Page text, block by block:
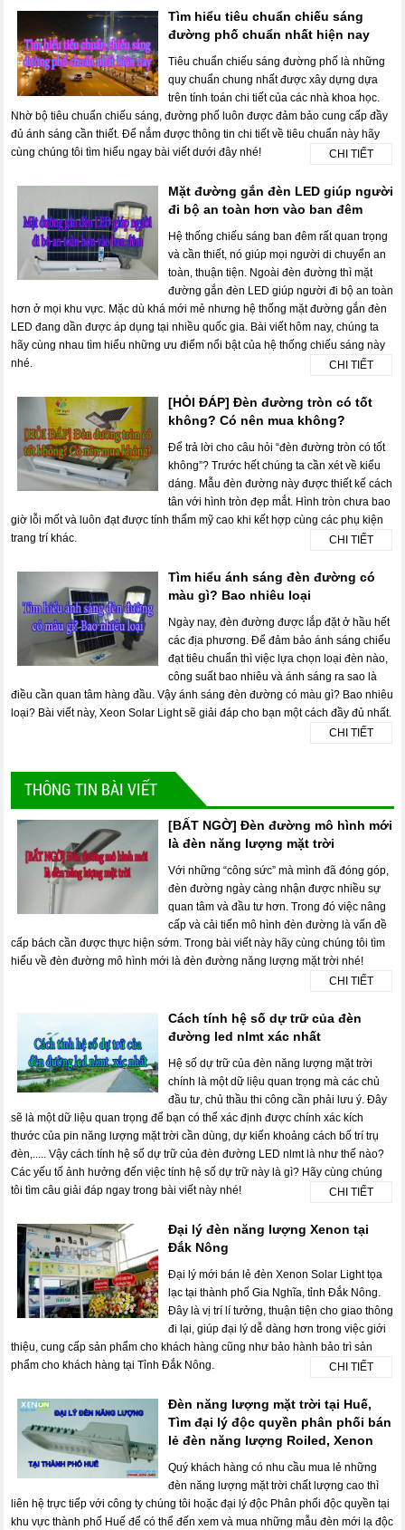
Tìm hiểu tiêu chuẩn chiếu sáng
đường phố chuẩn nhất hiện nay
Tiêu chuẩn chiếu sáng đường phố là những
quy chuẩn chung nhất được xây dựng dựa
trên tính toán chi tiết của các nhà khoa học.
Nhờ bộ tiêu chuẩn chiếu sáng, đường phố luôn được đảm bảo cung cấp đầy
đủ ánh sáng cần thiết. Để nắm được thông tin chi tiết về tiêu chuẩn này hãy
cùng chúng tôi tìm hiểu ngay bài viết dưới đây nhé!
CHI TIẾT
Mặt đường gắn đèn LED giúp người
đi bộ an toàn hơn vào ban đêm
Hệ thống chiếu sáng ban đêm rất quan trọng
và cần thiết, nó giúp mọi người di chuyển an
toàn, thuận tiện. Ngoài đèn đường thì mặt
đường gắn đèn LED giúp người đi bộ an toàn
hơn ở mọi khu vực. Mặc dù khá mới mẻ nhưng hệ thống mặt đường gắn đèn
LED đang dần được áp dụng tại nhiều quốc gia. Bài viết hôm nay, chúng ta
hãy cùng nhau tìm hiểu những ưu điểm nổi bật của hệ thống chiếu sáng này
nhé.
CHI TIẾT
[HỎI ĐÁP] Đèn đường tròn có tốt
không? Có nên mua không?
Để trả lời cho câu hỏi “đèn đường tròn có tốt
không”? Trước hết chúng ta cần xét về kiểu
dáng. Mẫu đèn đường này được thiết kế cách
tân với hình tròn đẹp mắt. Hình tròn chưa bao
giờ lỗi mốt và luôn đạt được tính thẩm mỹ cao khi kết hợp cùng các phụ kiện
trang trí khác.
CHI TIẾT
Tìm hiểu ánh sáng đèn đường có
màu gì? Bao nhiêu loại
Ngày nay, đèn đường được lắp đặt ở hầu hết
các địa phương. Để đảm bảo ánh sáng chiếu
đạt tiêu chuẩn thì việc lựa chọn loại đèn nào,
công suất bao nhiêu và ánh sáng ra sao là
điều cần quan tâm hàng đầu. Vậy ánh sáng đèn đường có màu gì? Bao nhiêu
loại? Bài viết này, Xeon Solar Light sẽ giải đáp cho bạn một cách đầy đủ nhất.
CHI TIẾT
THÔNG TIN BÀI VIẾT
[BẤT NGỜ] Đèn đường mô hình mới
là đèn năng lượng mặt trời
Với những “công sức” mà mình đã đóng góp,
đèn đường ngày càng nhận được nhiều sự
quan tâm và đầu tư hơn. Trong đó việc nâng
cấp và cải tiến mô hình đèn đường là vấn đề
cấp bách cần được thực hiện sớm. Trong bài viết này hãy cùng chúng tôi tìm
hiểu về đèn đường mô hình mới là đèn đường năng lượng mặt trời nhé!
CHI TIẾT
Cách tính hệ số dự trữ của đèn
đường led nlmt xác nhất
Hệ số dự trữ của đèn năng lượng mặt trời
chính là một dữ liệu quan trọng mà các chủ
đầu tư, chủ thầu thi công cần phải lưu ý. Đây
sẽ là một dữ liệu quan trọng để bạn có thể xác định được chính xác kích
thước của pin năng lượng mặt trời cần dùng, dự kiến khoảng cách bố trí trụ
đèn,..... Vậy cách tính hệ số dự trữ của đèn đường LED nlmt là như thế nào?
Các yếu tố ảnh hưởng đến việc tính hệ số dự trữ này là gì? Hãy cùng chúng
tôi tìm câu giải đáp ngay trong bài viết này nhé!
CHI TIẾT
Đại lý đèn năng lượng Xenon tại
Đắk Nông
Đại lý mới bán lẻ đèn Xenon Solar Light tọa
lạc tại thành phố Gia Nghĩa, tỉnh Đắk Nông.
Đây là vị trí lí tưởng, thuận tiện cho giao thông
đi lại, giúp đại lý dễ dàng hơn trong việc giới
thiệu, cung cấp sản phẩm cho khách hàng cũng như bảo hành bảo trì sản
phẩm cho khách hàng tại Tỉnh Đắk Nông.
CHI TIẾT
Đèn năng lượng mặt trời tại Huế,
Tìm đại lý độc quyền phân phối bán
lẻ đèn năng lượng Roiled, Xenon
Quý khách hàng có nhu cầu mua lẻ những
đèn năng lượng mặt trời chất lượng cao thì
liên hệ trực tiếp với công ty chúng tôi hoặc đại lý độc Phân phối độc quyền tại
khu vực thành phố Huế để có thể đến xem và mua những mẫu đèn mới lạ độc